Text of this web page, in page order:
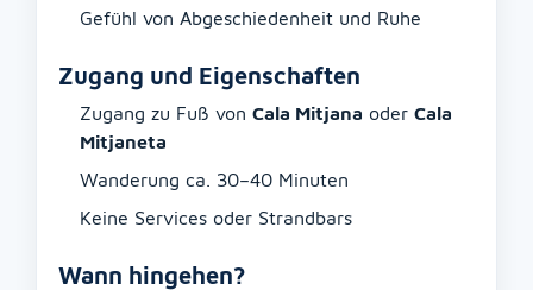
Gefühl von Abgeschiedenheit und Ruhe
Zugang und Eigenschaften
Zugang zu Fuß von Cala Mitjana oder Cala
Mitjaneta
Wanderung ca. 30–40 Minuten
Keine Services oder Strandbars
Wann hingehen?